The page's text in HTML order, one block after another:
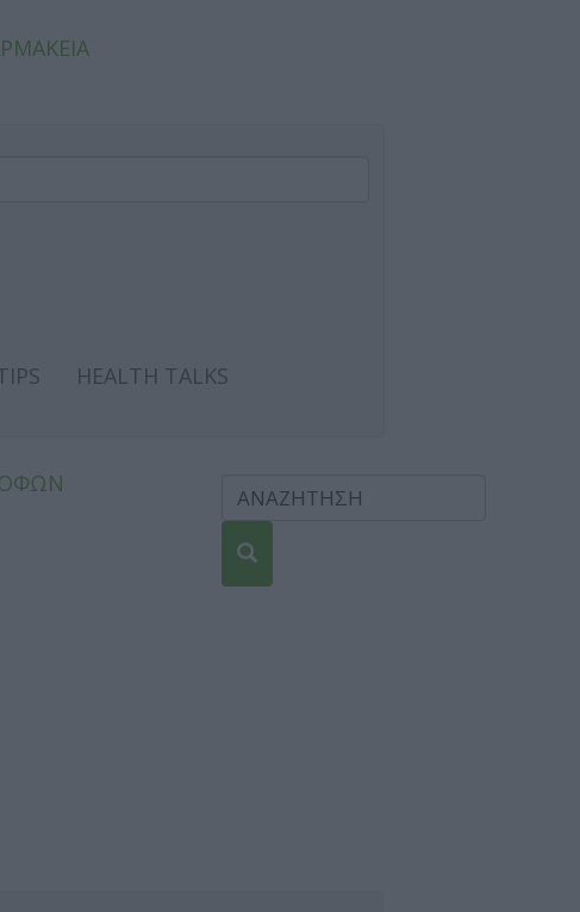
HEALTH TALKS